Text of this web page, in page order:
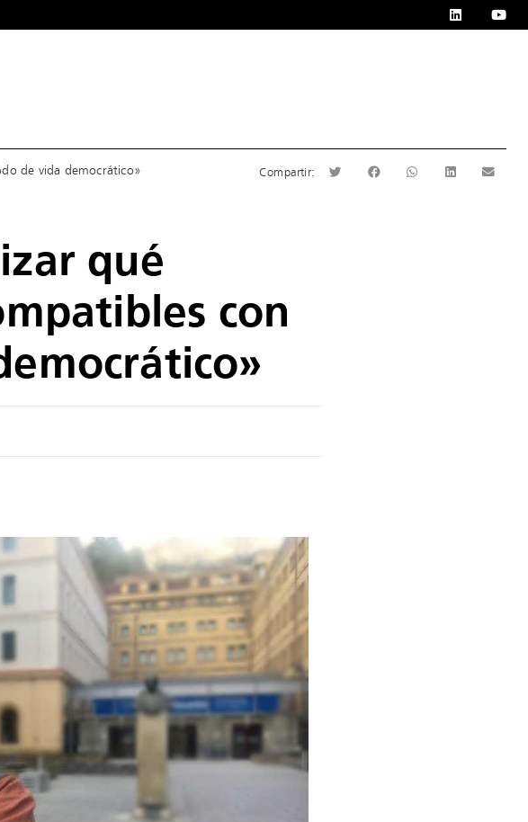
de vida democrático»
qué
con